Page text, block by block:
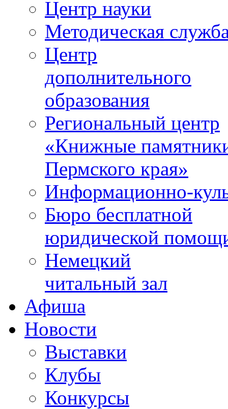
Центр науки
Методическая
Центр
дополнительного
образования
Региональный центр
«Книжные
Пермского края»
Информационно-
Бюро бесплатной
юридической
Немецкий
читальный зал
Афиша
Новости
Выставки
Клубы
Конкурсы